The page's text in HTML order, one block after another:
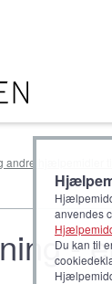
andre hjælpemidler
-
anvendes
Du kan til